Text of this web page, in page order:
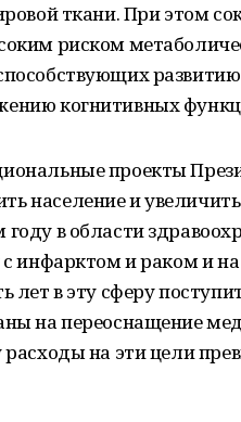
ткани. При этом
риском
когнитивных
проекты
население и увеличить
в области
инфарктом и раком и на
лет в эту сферу
на переоснащение
расходы на эти цели